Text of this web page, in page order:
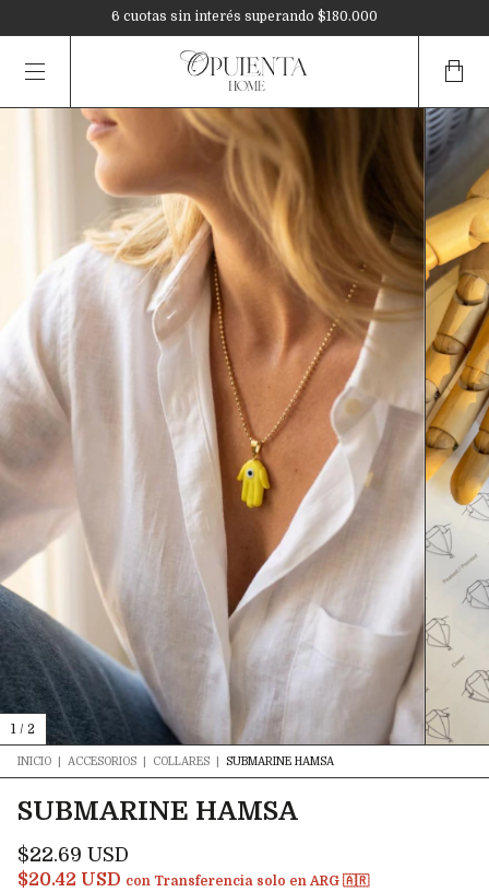
6 cuotas sin interés superando $180.000
1 / 2
INICIO ACCESORIOS COLLARES SUBMARINE HAMSA
SUBMARINE HAMSA
$22.69 USD
$20.42 USD con Transferencia solo en ARG 🇦🇷